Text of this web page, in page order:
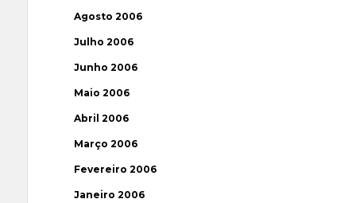
Agosto 2006
Julho 2006
Junho 2006
Maio 2006
Abril 2006
Março 2006
Fevereiro 2006
Janeiro 2006